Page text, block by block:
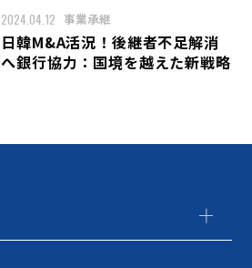
2024.04.12 事業承継
日韓M&A活況！後継者不足解消
へ銀行協力：国境を越えた新戦略